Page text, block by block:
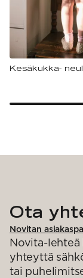
Kesäkukka-
Ota
Novitan
Novita-lehteä
yhteyttä
tai